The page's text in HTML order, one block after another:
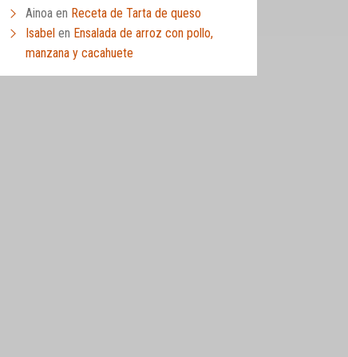
Ainoa en Receta de Tarta de queso
Isabel en Ensalada de arroz con pollo,
manzana y cacahuete